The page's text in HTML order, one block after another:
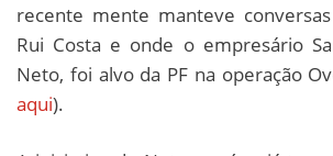
recente mente manteve
Rui Costa e onde o empresário
Neto, foi alvo da PF na operação
aqui).